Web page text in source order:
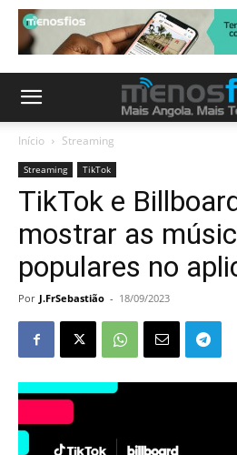
Início Streaming
Streaming TikTok
TikTok e
mostrar as
populares no
Por J.FrSebastião - 18/09/2023